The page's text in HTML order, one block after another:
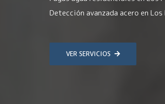
Detección avanzada acero en Los
VER SERVICIOS